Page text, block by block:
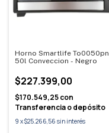
Horno Smartlife To0050pn
50l Conveccion - Negro
$227.399,00
$170.549,25con
Transferencia o depósito
9 x$25.266,56 sin interés